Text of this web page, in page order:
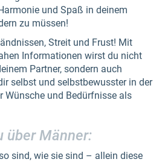
und Spaß in deinem
zu müssen!
Streit und Frust! Mit
Informationen wirst du nicht
Partner, sondern auch
selbst und selbstbewusster in der
Wünsche und Bedürfnisse als
über Männer:
sind, wie sie sind – allein diese